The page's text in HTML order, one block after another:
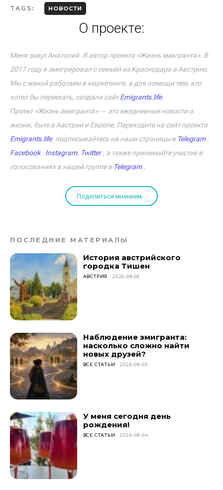
TAGS: НОВОСТИ
О проекте:
Меня зовут Анатолий. Я автор проекта «Жизнь эмигранта». В
2017 году я эмигрировал с семьёй из Краснодара в Австрию.
Мы с женой работаем в маркетинге, а для помощи тем, кто
хотел бы переехать, создали сайтEmigrants.life.
Проект «Жизнь эмигранта» ― это ежедневные новости о
жизни, быте в Австрии и Европе. Переходите на сайт проекта
Emigrants.life, подписывайтесь на наши страницы в Telegram,
Facebook, Instagram, Twitter, а также принимайте участие в
голосованиях в нашей группе в Telegram.
Поделиться мнением...
ПОСЛЕДНИЕ МАТЕРИАЛЫ
История австрийского
городка Тишен
АВСТРИЯ 2026-08-06
Наблюдение эмигранта:
насколько сложно найти
новых друзей?
ВСЕ СТАТЬИ 2026-08-05
У меня сегодня день
рождения!
ВСЕ СТАТЬИ 2026-08-04